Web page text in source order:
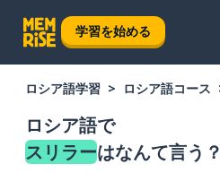
学習を始める
ロシア語学習 ロシア語コース
ロシア語で
スリラーはなんて言う？